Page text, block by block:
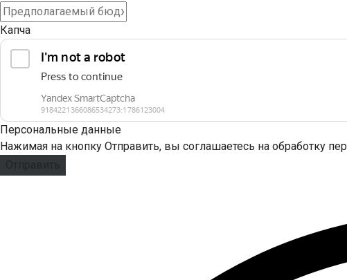
Капча
Персональные данные
Нажимая на кнопку Отправить, вы соглашаетесь на обработку
Отправить